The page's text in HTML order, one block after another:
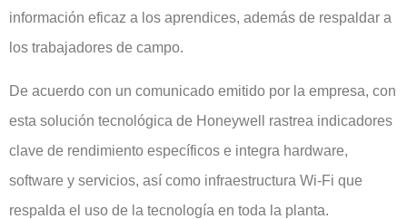
información eficaz a los aprendices, además de respaldar a
los trabajadores de campo.
De acuerdo con un comunicado emitido por la empresa, con
esta solución tecnológica de Honeywell rastrea indicadores
clave de rendimiento específicos e integra hardware,
software y servicios, así como infraestructura Wi-Fi que
respalda el uso de la tecnología en toda la planta.